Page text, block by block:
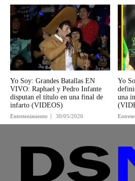
Yo Soy: Grandes Batallas EN
VIVO: Raphael y Pedro Infante
disputan el título en una final de
infarto (VIDEOS)
Entretenimiento 30/05/2026
Yo
una